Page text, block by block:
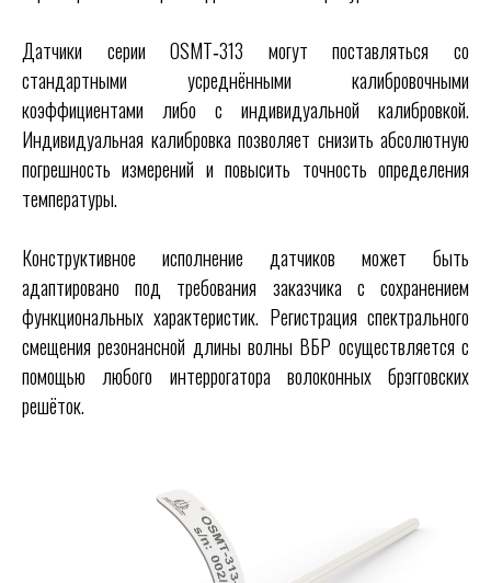
Датчики серии OSMT‑313 могут поставляться со
стандартными усреднёнными калибровочными
коэффициентами либо с индивидуальной калибровкой.
Индивидуальная калибровка позволяет снизить абсолютную
погрешность измерений и повысить точность определения
температуры.
Конструктивное исполнение датчиков может быть
адаптировано под требования заказчика с сохранением
функциональных характеристик. Регистрация спектрального
смещения резонансной длины волны ВБР осуществляется с
помощью любого интеррогатора волоконных брэгговских
решёток.